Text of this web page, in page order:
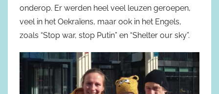
onderop. Er werden heel veel leuzen geroepen,
veel in het Oekraïens, maar ook in het Engels,
zoals “Stop war, stop Putin” en “Shelter our sky”.